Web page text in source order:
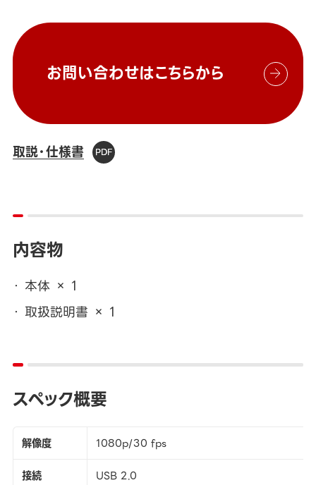
お問い合わせはこちらから
取説・仕様書
内容物
本体 × 1
取扱説明書 × 1
スペック概要
解像度
1080p/30 fps
接続
USB 2.0